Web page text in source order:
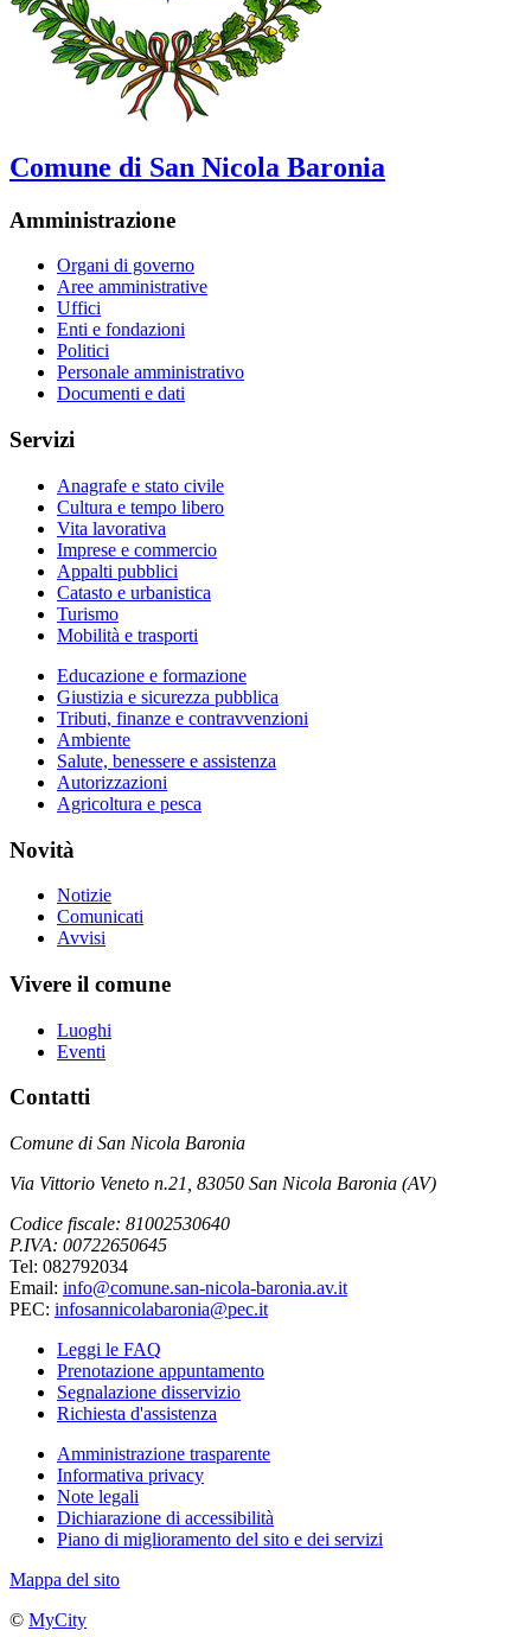
Comune di San Nicola Baronia
Amministrazione
Organi di governo
Aree amministrative
Uffici
Enti e fondazioni
Politici
Personale amministrativo
Documenti e dati
Servizi
Anagrafe e stato civile
Cultura e tempo libero
Vita lavorativa
Imprese e commercio
Appalti pubblici
Catasto e urbanistica
Turismo
Mobilità e trasporti
Educazione e formazione
Giustizia e sicurezza pubblica
Tributi, finanze e contravvenzioni
Ambiente
Salute, benessere e assistenza
Autorizzazioni
Agricoltura e pesca
Novità
Notizie
Comunicati
Avvisi
Vivere il comune
Luoghi
Eventi
Contatti
Comune di San Nicola Baronia
Via Vittorio Veneto n.21, 83050 San Nicola Baronia (AV)
Codice fiscale: 81002530640
P.IVA: 00722650645
Tel: 082792034
Email: info@comune.san-nicola-baronia.av.it
PEC: infosannicolabaronia@pec.it
Leggi le FAQ
Prenotazione appuntamento
Segnalazione disservizio
Richiesta d'assistenza
Amministrazione trasparente
Informativa privacy
Note legali
Dichiarazione di accessibilità
Piano di miglioramento del sito e dei servizi
Mappa del sito
© MyCity